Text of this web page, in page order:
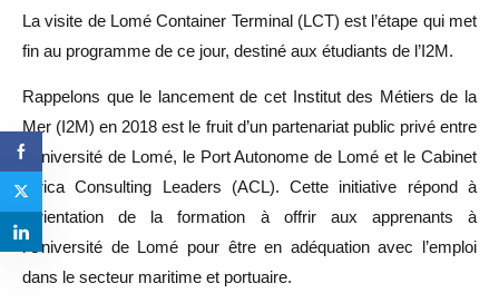
La visite de Lomé Container Terminal (LCT) est l’étape qui met
fin au programme de ce jour, destiné aux étudiants de l’I2M.
Rappelons que le lancement de cet Institut des Métiers de la
Mer (I2M) en 2018 est le fruit d’un partenariat public privé entre
l’Université de Lomé, le Port Autonome de Lomé et le Cabinet
Africa Consulting Leaders (ACL). Cette initiative répond à
l’orientation de la formation à offrir aux apprenants à
l’Université de Lomé pour être en adéquation avec l’emploi
dans le secteur maritime et portuaire.